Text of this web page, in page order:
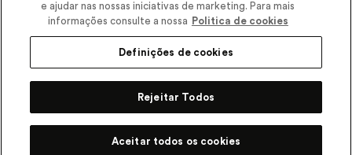
CEP 11900-000 | CNPJ/MF 11.137.051/0406-41 IE 574.066.180.111
Pode Confiar
e ajudar nas nossas iniciativas de marketing. Para mais
informações consulte a nossa
Politica de cookies
Definições de cookies
Rejeitar Todos
Aceitar todos os cookies